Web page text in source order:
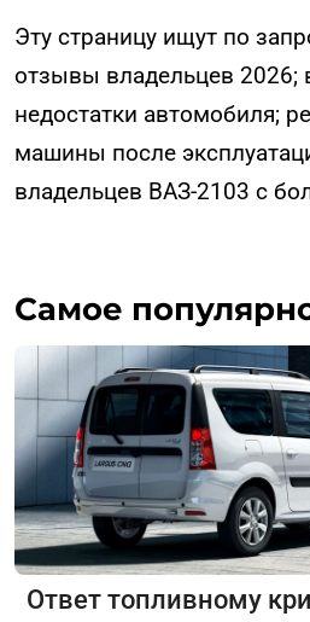
Эту страницу ищут по
отзывы владельцев 2026;
недостатки автомобиля;
машины после
владельцев ВАЗ-2103 с
Самое
Ответ топливному